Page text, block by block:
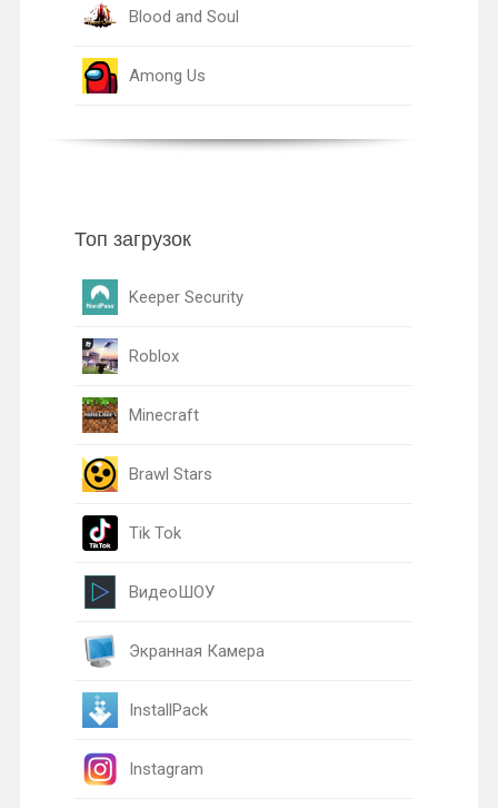
Blood and Soul
Among Us
Топ загрузок
Keeper Security
Roblox
Minecraft
Brawl Stars
Tik Tok
ВидеоШОУ
Экранная Камера
InstallPack
Instagram